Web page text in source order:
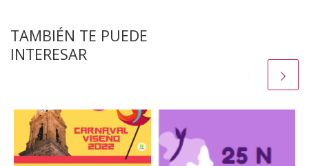
TAMBIÉN TE PUEDE
INTERESAR